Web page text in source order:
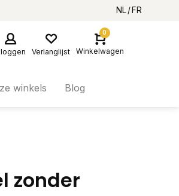
NL FR
Verlanglijst
0
Winkelwagen
winkels Blog
zonder